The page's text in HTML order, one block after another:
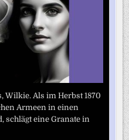
Als im Herbst 1870
Armeen in einen
schlägt eine Granate in